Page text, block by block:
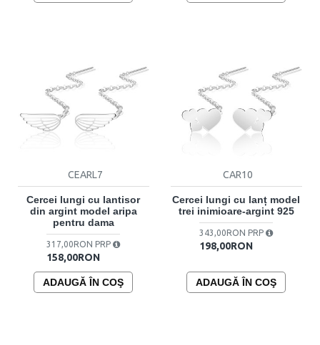
CEARL7
Cercei lungi cu lantisor
din argint model aripa
pentru dama
158,00RON
317,00RON PRP
ADAUGĂ ÎN COŞ
CAR10
Cercei lungi cu lanț model
trei inimioare-argint 925
198,00RON
343,00RON PRP
ADAUGĂ ÎN COŞ